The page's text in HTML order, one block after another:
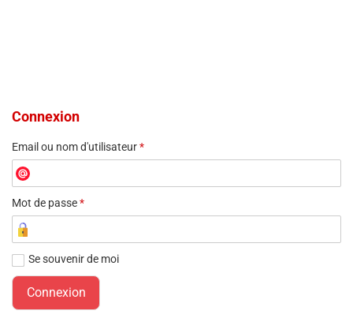
Connexion
Email ou nom d'utilisateur*
Mot de passe*
Se souvenir de moi